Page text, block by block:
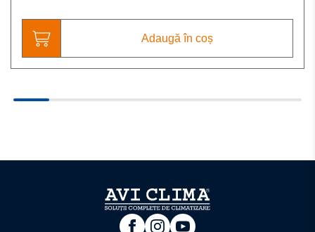
Adaugă în coș